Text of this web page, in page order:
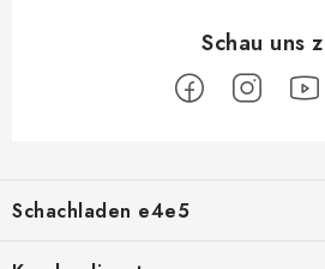
ß
z
Schachladen e4e5